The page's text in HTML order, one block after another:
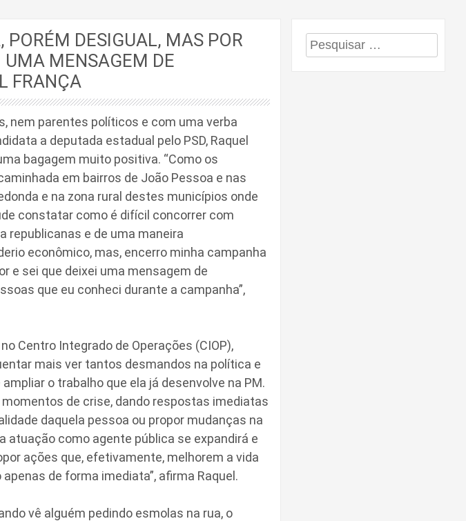
DESIGUAL, MAS POR
UMA MENSAGEM DE
FRANÇA
nem parentes políticos e com uma verba
a deputada estadual pelo PSD, Raquel
bagagem muito positiva. “Como os
em bairros de João Pessoa e nas
e na zona rural destes municípios onde
constatar como é difícil concorrer com
republicanas e de uma maneira
econômico, mas, encerro minha campanha
e sei que deixei uma mensagem de
que eu conheci durante a campanha”,
Centro Integrado de Operações (CIOP),
mais ver tantos desmandos na política e
o trabalho que ela já desenvolve na PM.
de crise, dando respostas imediatas
daquela pessoa ou propor mudanças na
atuação como agente pública se expandirá e
ações que, efetivamente, melhorem a vida
de forma imediata”, afirma Raquel.
vê alguém pedindo esmolas na rua, o
Pesquisar
por: